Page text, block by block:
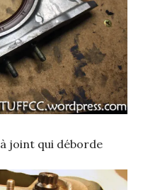
joint qui déborde